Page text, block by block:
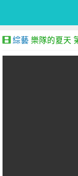
綜藝 樂隊的夏天